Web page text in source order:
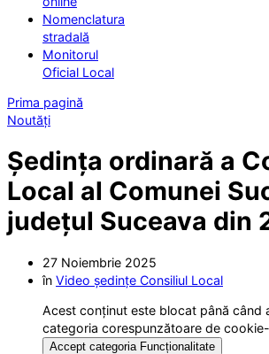
Nomenclatura
stradală
Monitorul
Oficial Local
Prima pagină
Noutăți
Ședința ordinară a
Local al Comunei
județul Suceava din
27 Noiembrie 2025
în Video ședințe Consiliul Local
Acest conținut este blocat până când
categoria corespunzătoare de
Accept categoria Funcționalitate